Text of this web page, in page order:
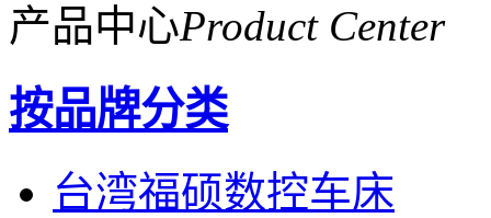
产品中心Product Center
按品牌分类
台湾福硕数控车床